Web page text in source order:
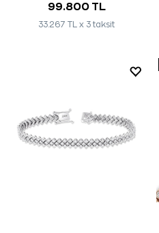
99.800 TL
33.267 TL x 3 taksit